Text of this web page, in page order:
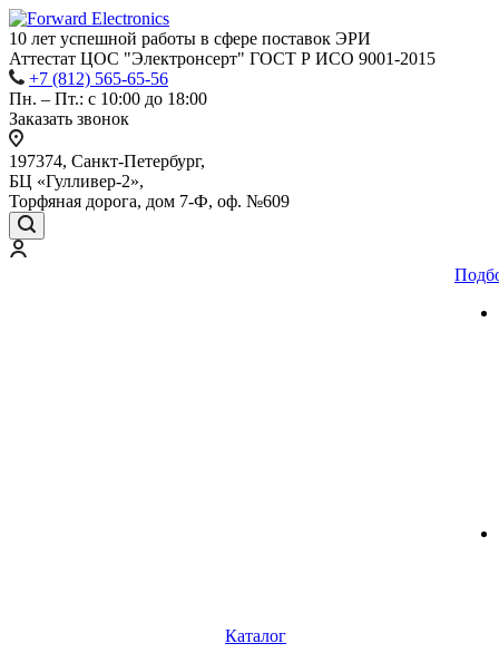
10 лет успешной работы в сфере поставок ЭРИ
Аттестат ЦОС "Электронсерт" ГОСТ Р ИСО 9001-2015
+7 (812) 565-65-56
Пн. – Пт.: с 10:00 до 18:00
Заказать звонок
197374, Санкт-Петербург,
БЦ «Гулливер-2»,
Торфяная дорога, дом 7-Ф, оф. №609
Каталог